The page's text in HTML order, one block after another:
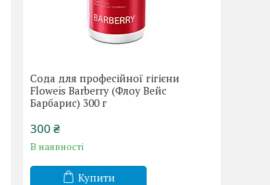
Сода для професійної гігієни
Floweis Barberry (Флоу Вейс
Барбарис) 300 г
300 ₴
В наявності
Купити